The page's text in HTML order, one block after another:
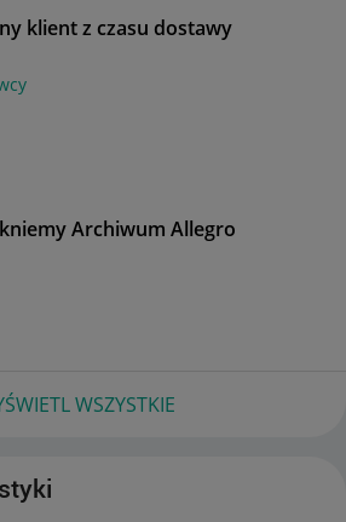
klient z czasu dostawy
Archiwum Allegro
WSZYSTKIE